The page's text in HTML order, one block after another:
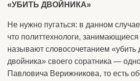
«УБИТЬ ДВОЙНИКА»
Не нужно пугаться: в данном
что политтехнологи,
называют словосочетанием «убить
двойника» своего соратника —
Павловича Верижникова, то есть